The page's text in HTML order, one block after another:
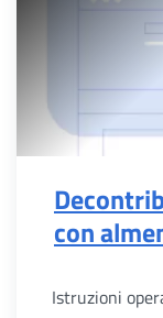
con
Istruzioni